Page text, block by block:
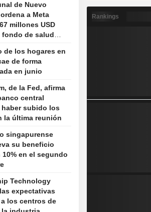
de Nuevo
a Meta
millones USD
fondo de salud
de los hogares en
de forma
en junio
de la Fed, afirma
central
haber subido los
la última reunión
singapurense
su beneficio
10% en el segundo
Technology
expectativas
los centros de
Rankings